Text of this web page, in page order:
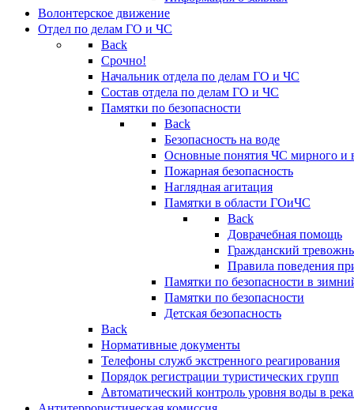
Волонтерское движение
Отдел по делам ГО и ЧС
Back
Срочно!
Начальник отдела по делам ГО и ЧС
Состав отдела по делам ГО и ЧС
Памятки по безопасности
Back
Безопасность на воде
Основные понятия ЧС мирного и
Пожарная безопасность
Наглядная агитация
Памятки в области ГОиЧС
Back
Доврачебная помощь
Гражданский
Правила поведения
Памятки по безопасности в
Памятки по безопасности
Детская безопасность
Back
Нормативные документы
Телефоны служб экстренного реагирования
Порядок регистрации туристических групп
Автоматический контроль уровня воды в